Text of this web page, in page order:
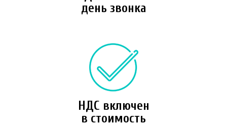
день звонка
НДС включен
в стоимость